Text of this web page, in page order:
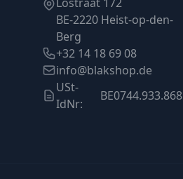
BE-2220 Heist-op-den-
Berg
+32 14 18 69 08
info@blakshop.de
USt-
IdNr:
BE0744.933.868